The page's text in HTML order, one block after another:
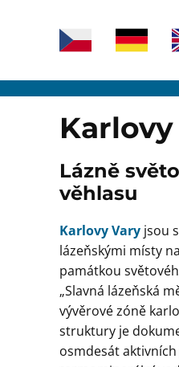
Geologie
Lázně
věhlasu
Karlovy Vary jsou
lázeňskými místy
památkou
„Slavná lázeňská
vývěrové zóně
struktury je
osmdesát